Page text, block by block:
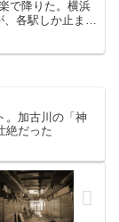
で降りた。横浜
各駅しか止まら
。加古川の「神
絶だった